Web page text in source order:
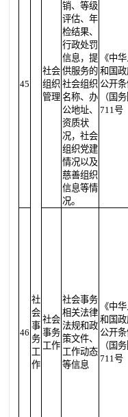
45
社
会
事
务
工
作
社会
组织
管理
销、等级
评估、年
检结果、
行政处罚
信息，提
供服务的
社会组织
名称、办
公地址、
资质状
况，社会
组织党建
情况以及
慈善组织
信息等情
况。
《中
和国
公开条
（国
711号
46
社会
事务
工作
社会事务
相关法律
法规和政
策文件、
工作动态
等信息
《中
和国
公开条
（国
711号